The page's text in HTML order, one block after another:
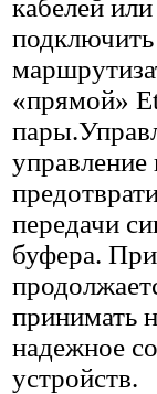
кабелей
подключить
«прямой»
передачи
буфера.
принимать
надежное
устройств.